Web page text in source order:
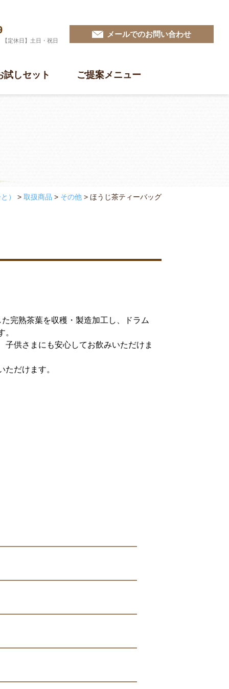
定休日】土日・祝日
メールでのお問い合わせ
試しセット ご提案メニュー
） > 取扱商品 > その他 > ほうじ茶ティーバッグ
完熟茶葉を収穫・製造加工し、ドラム
。
子供さまにも安心してお飲みいただけま
ただけます。